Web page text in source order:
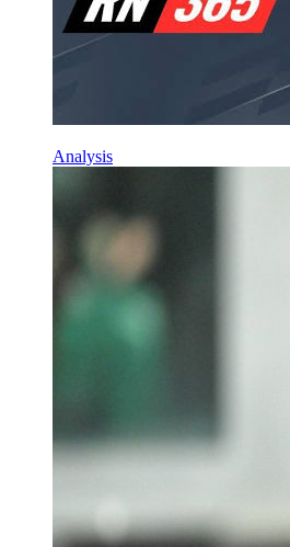
Analysis